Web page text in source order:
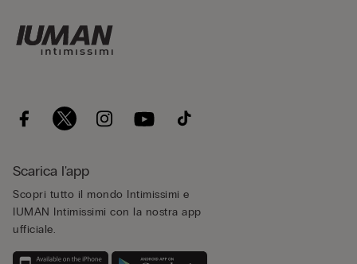
Scarica l'app
Scopri tutto il mondo Intimissimi e
IUMAN Intimissimi con la nostra app
ufficiale.